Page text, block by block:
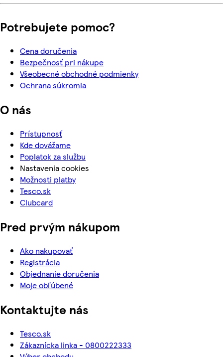
Potrebujete pomoc?
Cena doručenia
Bezpečnosť pri nákupe
Všeobecné obchodné podmienky
Ochrana súkromia
O nás
Prístupnosť
Kde dovážame
Poplatok za službu
Nastavenia cookies
Možnosti platby
Tesco.sk
Clubcard
Pred prvým nákupom
Ako nakupovať
Registrácia
Objednanie doručenia
Moje obľúbené
Kontaktujte nás
Tesco.sk
Zákaznícka linka - 0800222333